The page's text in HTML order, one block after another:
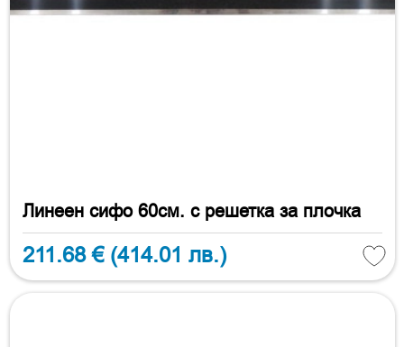
Линеен сифо 60см. с решетка за плочка
211.68 € (414.01 лв.)